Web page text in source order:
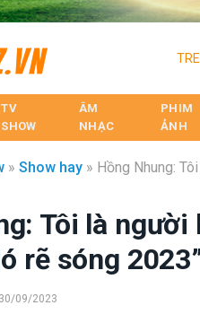
TV
SHOW
ÂM
NHẠC
PHIM
ẢNH
» Show hay » Hồng Nhung:
Tôi là người
rẽ sóng
30/09/2023